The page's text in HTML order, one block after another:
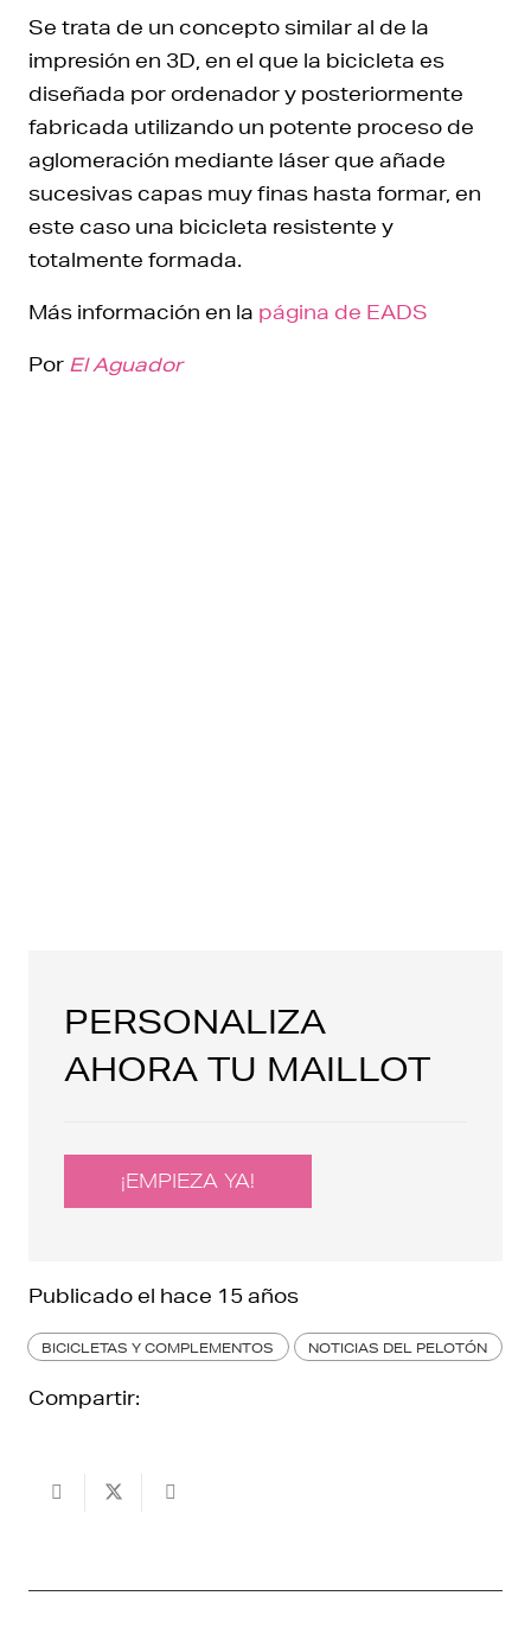
Se trata de un concepto similar al de la
impresión en 3D, en el que la bicicleta es
diseñada por ordenador y posteriormente
fabricada utilizando un potente proceso de
aglomeración mediante láser que añade
sucesivas capas muy finas hasta formar, en
este caso una bicicleta resistente y
totalmente formada.
Más información en la página de EADS
Por El Aguador
PERSONALIZA
AHORA TU MAILLOT
¡EMPIEZA YA!
Publicado el hace 15 años
BICICLETAS Y COMPLEMENTOS NOTICIAS DEL PELOTÓN
Compartir: